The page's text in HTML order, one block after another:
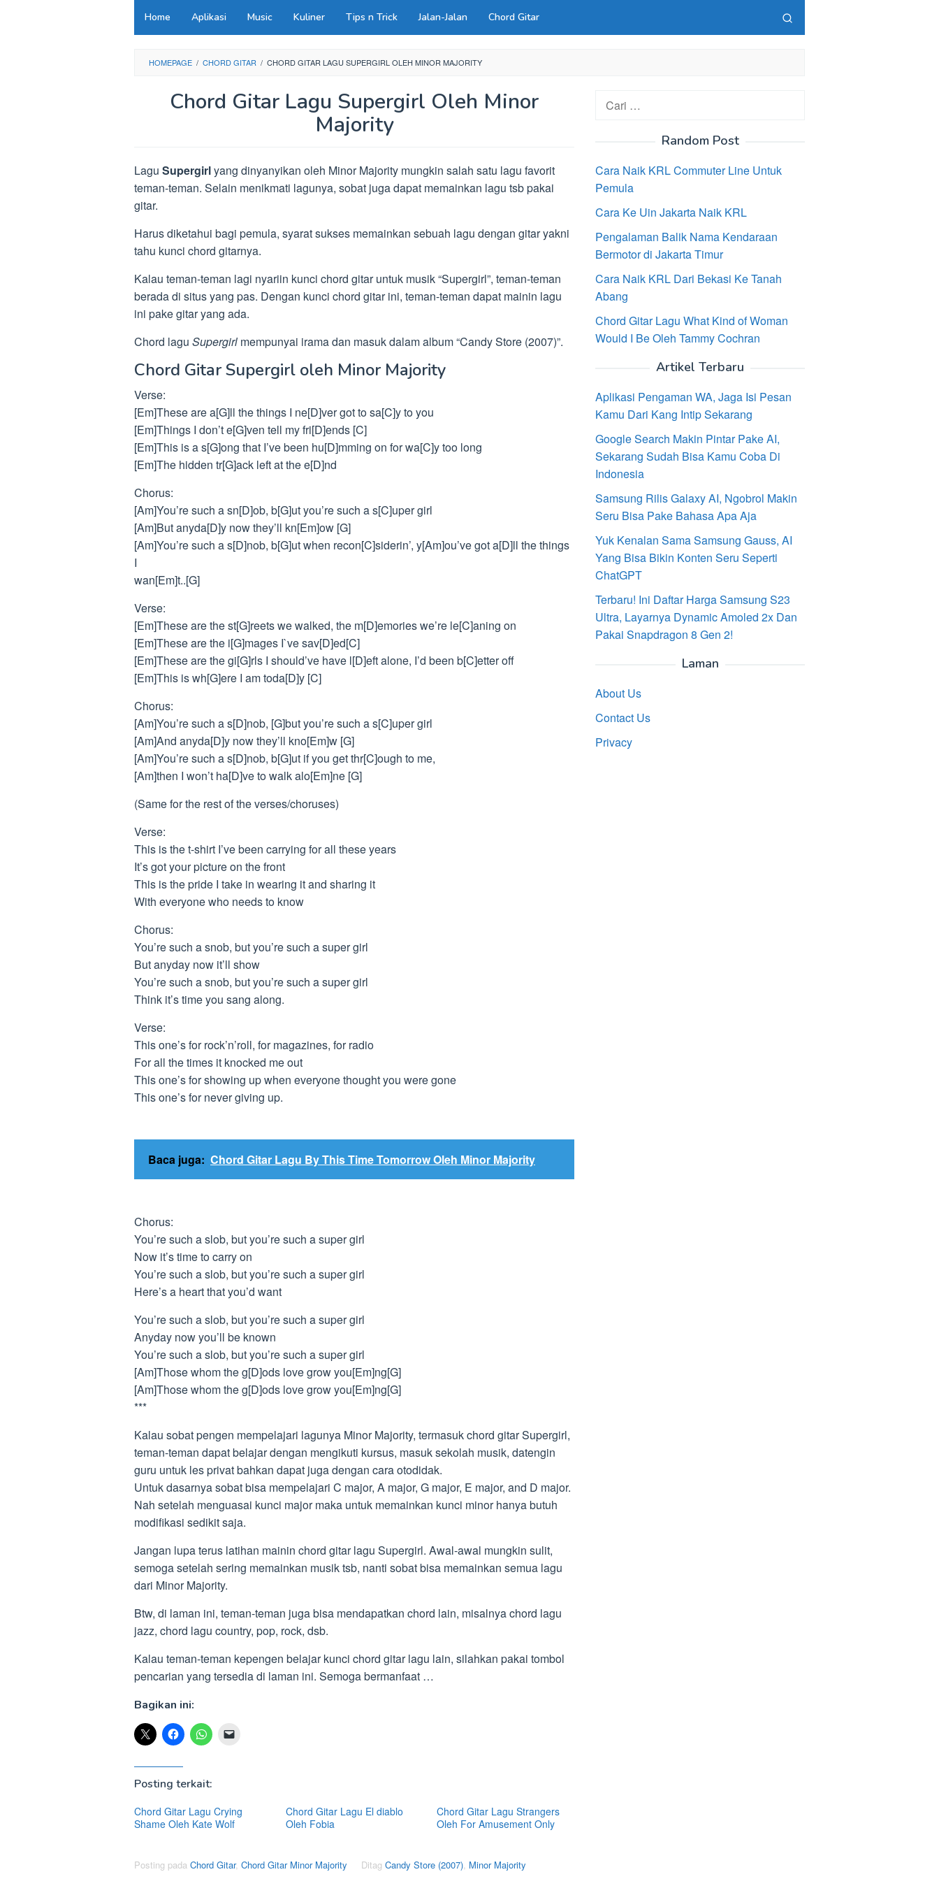
Home Aplikasi Music Kuliner Tips n Trick Jalan-Jalan Chord Gitar
HOMEPAGE / CHORD GITAR / CHORD GITAR LAGU SUPERGIRL OLEH MINOR MAJORITY
Chord Gitar Lagu Supergirl Oleh Minor
Majority
Lagu Supergirlyang dinyanyikan oleh Minor Majority mungkin salah satu lagu favorit
teman-teman. Selain menikmati lagunya, sobat juga dapat memainkan lagu tsb pakai
gitar.
Harus diketahui bagi pemula, syarat sukses memainkan sebuah lagu dengan gitar yakni
tahu kunci chord gitarnya.
Kalau teman-teman lagi nyariin kunci chord gitar untuk musik “Supergirl”, teman-teman
berada di situs yang pas. Dengan kunci chord gitar ini, teman-teman dapat mainin lagu
ini pake gitar yang ada.
Chord lagu Supergirl mempunyai irama dan masuk dalam album “Candy Store (2007)”.
Chord Gitar Supergirl oleh Minor Majority
Verse:
[Em]These are a[G]ll the things I ne[D]ver got to sa[C]y to you
[Em]Things I don’t e[G]ven tell my fri[D]ends [C]
[Em]This is a s[G]ong that I’ve been hu[D]mming on for wa[C]y too long
[Em]The hidden tr[G]ack left at the e[D]nd
Chorus:
[Am]You’re such a sn[D]ob, b[G]ut you’re such a s[C]uper girl
[Am]But anyda[D]y now they’ll kn[Em]ow [G]
[Am]You’re such a s[D]nob, b[G]ut when recon[C]siderin’, y[Am]ou’ve got a[D]ll the things
I
wan[Em]t..[G]
Verse:
[Em]These are the st[G]reets we walked, the m[D]emories we’re le[C]aning on
[Em]These are the i[G]mages I`ve sav[D]ed[C]
[Em]These are the gi[G]rls I should’ve have l[D]eft alone, I’d been b[C]etter off
[Em]This is wh[G]ere I am toda[D]y [C]
Chorus:
[Am]You’re such a s[D]nob, [G]but you’re such a s[C]uper girl
[Am]And anyda[D]y now they’ll kno[Em]w [G]
[Am]You’re such a s[D]nob, b[G]ut if you get thr[C]ough to me,
[Am]then I won’t ha[D]ve to walk alo[Em]ne [G]
(Same for the rest of the verses/choruses)
Verse:
This is the t-shirt I’ve been carrying for all these years
It’s got your picture on the front
This is the pride I take in wearing it and sharing it
With everyone who needs to know
Chorus:
You’re such a snob, but you’re such a super girl
But anyday now it’ll show
You’re such a snob, but you’re such a super girl
Think it’s time you sang along.
Verse:
This one’s for rock’n’roll, for magazines, for radio
For all the times it knocked me out
This one’s for showing up when everyone thought you were gone
This one’s for never giving up.
Baca juga: Chord Gitar Lagu By This Time Tomorrow Oleh Minor Majority
Chorus:
You’re such a slob, but you’re such a super girl
Now it’s time to carry on
You’re such a slob, but you’re such a super girl
Here’s a heart that you’d want
You’re such a slob, but you’re such a super girl
Anyday now you’ll be known
You’re such a slob, but you’re such a super girl
[Am]Those whom the g[D]ods love grow you[Em]ng[G]
[Am]Those whom the g[D]ods love grow you[Em]ng[G]
***
Kalau sobat pengen mempelajari lagunya Minor Majority, termasuk chord gitar Supergirl,
teman-teman dapat belajar dengan mengikuti kursus, masuk sekolah musik, datengin
guru untuk les privat bahkan dapat juga dengan cara otodidak.
Untuk dasarnya sobat bisa mempelajari C major, A major, G major, E major, and D major.
Nah setelah menguasai kunci major maka untuk memainkan kunci minor hanya butuh
modifikasi sedikit saja.
Jangan lupa terus latihan mainin chord gitar lagu Supergirl. Awal-awal mungkin sulit,
semoga setelah sering memainkan musik tsb, nanti sobat bisa memainkan semua lagu
dari Minor Majority.
Btw, di laman ini, teman-teman juga bisa mendapatkan chord lain, misalnya chord lagu
jazz, chord lagu country, pop, rock, dsb.
Kalau teman-teman kepengen belajar kunci chord gitar lagu lain, silahkan pakai tombol
pencarian yang tersedia di laman ini. Semoga bermanfaat …
Bagikan ini:
Posting terkait:
Chord Gitar Lagu Crying
Shame Oleh Kate Wolf
Chord Gitar Lagu El diablo
Oleh Fobia
Chord Gitar Lagu Strangers
Oleh For Amusement Only
Posting pada Chord Gitar, Chord Gitar Minor Majority Ditag Candy Store (2007), Minor Majority
Cari
Random Post
Cara Naik KRL Commuter Line Untuk
Pemula
Cara Ke Uin Jakarta Naik KRL
Pengalaman Balik Nama Kendaraan
Bermotor di Jakarta Timur
Cara Naik KRL Dari Bekasi Ke Tanah
Abang
Chord Gitar Lagu What Kind of Woman
Would I Be Oleh Tammy Cochran
Artikel Terbaru
Aplikasi Pengaman WA, Jaga Isi Pesan
Kamu Dari Kang Intip Sekarang
Google Search Makin Pintar Pake AI,
Sekarang Sudah Bisa Kamu Coba Di
Indonesia
Samsung Rilis Galaxy AI, Ngobrol Makin
Seru Bisa Pake Bahasa Apa Aja
Yuk Kenalan Sama Samsung Gauss, AI
Yang Bisa Bikin Konten Seru Seperti
ChatGPT
Terbaru! Ini Daftar Harga Samsung S23
Ultra, Layarnya Dynamic Amoled 2x Dan
Pakai Snapdragon 8 Gen 2!
Laman
About Us
Contact Us
Privacy